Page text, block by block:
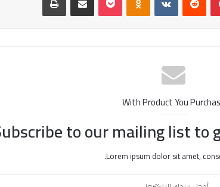
With Product You
to our mailing list to
Lorem ipsum dolor sit amet,